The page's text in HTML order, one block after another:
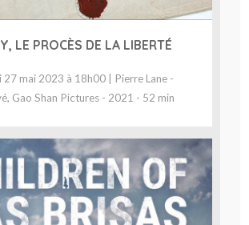
LE PROCÈS DE LA LIBERTÉ
27 mai 2023 à 18h00 | Pierre Lane -
Gao Shan Pictures - 2021 - 52 min